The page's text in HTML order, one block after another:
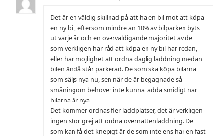
Det är en väldig skillnad på att ha en bil mot att köpa
en ny bil, eftersom mindre än 10% av bilparken byts
ut varje år och en överväldigande majoritet av de
som verkligen har råd att köpa en ny bil har redan,
eller har möjlighet att ordna daglig laddning medan
bilen ändå står parkerad. De som ska köpa bilarna
som säljs nya nu, sen när de är begagnade så
småningom behöver inte kunna ladda smidigt när
bilarna är nya.
Det kommer ordnas fler laddplatser, det är verkligen
ingen stor grej att ordna övernattenladdning. De
som kan få det knepigt är de som inte ens har en fast